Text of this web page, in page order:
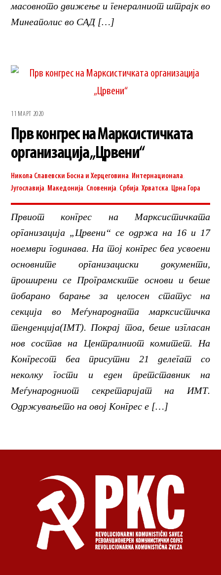
масовното движење и генералниот штрајк во
Минеаполис во САД […]
11 МАРТ 2020
Прв конгрес на Марксистичката
организација „Црвени“
Никола Славевски Босна и Херцеговина Интернационала
Југославија Македонија Словенија Србија ,Хрватска Црна Гора
Првиот конгрес на Марксистичката
организација „Црвени“ се одржа на 16 и 17
ноември годинава. На тој конгрес беа усвоени
основните организациски документи,
проширени се Програмските основи и беше
побарано барање за целосен статус на
секција во Меѓународната марксистичка
тенденција(IMT). Покрај тоа, беше изгласан
нов состав на Централниот комитет. На
Конгресот беа присутни 21 делегат со
неколку гости и еден претставник на
Меѓународниот секретаријат на ИМТ.
Одржувањето на овој Конгрес е […]